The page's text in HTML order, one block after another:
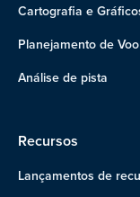
Cartografia e
Planejamento de Voo
Análise de pista
Recursos
Lançamentos de